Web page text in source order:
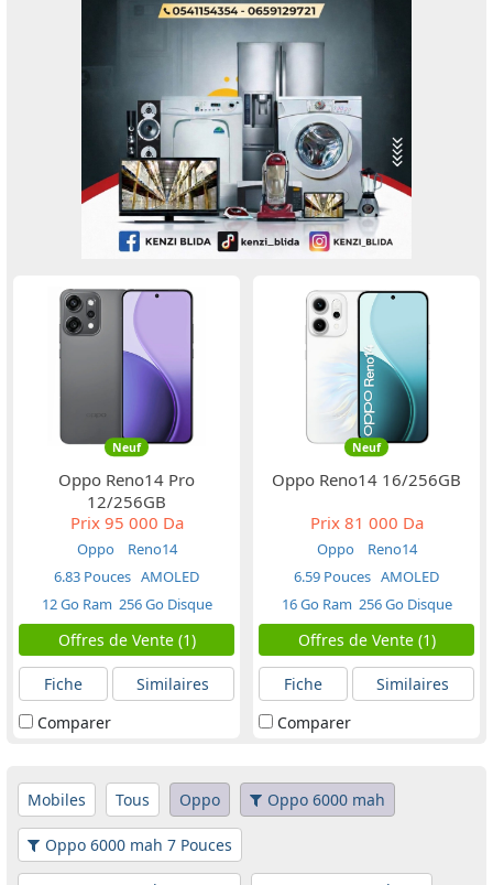
Neuf
Oppo Reno14 Pro
12/256GB
Prix95 000 Da
Oppo
Reno14
6.83 Pouces AMOLED
12 Go Ram 256 Go Disque
Offres de Vente (1)
Fiche
Similaires
Comparer
Neuf
Oppo Reno14 16/256GB
Prix81 000 Da
Oppo
Reno14
6.59 Pouces AMOLED
16 Go Ram 256 Go Disque
Offres de Vente (1)
Fiche
Similaires
Comparer
Mobiles Tous Oppo Oppo 6000 mah
Oppo 6000 mah 7 Pouces